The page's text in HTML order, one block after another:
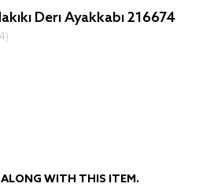
Derı Ayakkabı 216674
ALONG WITH THIS ITEM.